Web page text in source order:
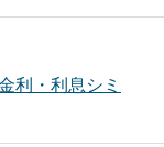
利・利息シミ